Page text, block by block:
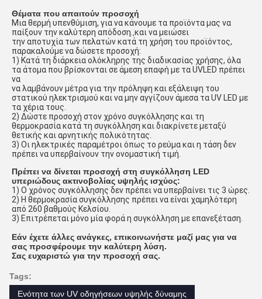
Θέματα που απαιτούν προσοχή
Μια θερμή υπενθύμιση, για να κάνουμε τα προϊόντα μας να
παίξουν την καλύτερη απόδοση. ,και να μειώσει
την αποτυχία των πελατών κατά τη χρήση του προϊόντος,
παρακαλούμε να δώσετε προσοχή:
1) Κατά τη διάρκεια ολόκληρης της διαδικασίας χρήσης, όλα
τα άτομα που βρίσκονται σε άμεση επαφή με τα UVLED πρέπει
να
να λαμβάνουν μέτρα για την πρόληψη και εξάλειψη του
στατικού ηλεκτρισμού και να μην αγγίζουν άμεσα τα UV LED με
τα χέρια τους.
2) Δώστε προσοχή στον χρόνο συγκόλλησης και τη
θερμοκρασία κατά τη συγκόλληση και διακρίνετε μεταξύ
θετικής και αρνητικής πολικότητας.
3) Οι ηλεκτρικές παραμέτροι όπως το ρεύμα και η τάση δεν
πρέπει να υπερβαίνουν την ονομαστική τιμή.
Πρέπει να δίνεται προσοχή στη συγκόλληση LED
υπεριώδους ακτινοβολίας υψηλής ισχύος:
1) Ο χρόνος συγκόλλησης δεν πρέπει να υπερβαίνει τις 3 ώρες.
2) Η θερμοκρασία συγκόλλησης πρέπει να είναι χαμηλότερη
από 260 βαθμούς Κελσίου.
3) Επιτρέπεται μόνο μία φορά η συγκόλληση με επανεξέταση.
Εάν έχετε άλλες ανάγκες, επικοινωνήστε μαζί μας για να
σας προσφέρουμε την καλύτερη λύση.
Σας ευχαριστώ για την προσοχή σας.
Tags:
Ενότητα των UV οδηγήσεων υψηλής δύναμης